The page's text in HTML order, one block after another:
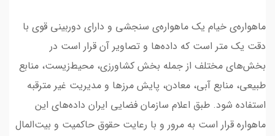
ماهواره‌ی خیام یک ماهواره‌ی سنجشی و دارای دوربینی قوی با
دقت یک متر است که داده‌ها و تصاویر آن قرار است در
بخش‌های مختلف از جمله بخش کشاورزی، محیط‌زیست، منابع
طبیعی، منابع آبی، معادن، پایش مرزها و مدیریت غیر مترقبه
استفاده شود. طبق اعلام سازمان فضایی ایران داده‌های این
ماهواره قرار است به مرور و با رعایت حقوق حاکمیت و بیت‌المال